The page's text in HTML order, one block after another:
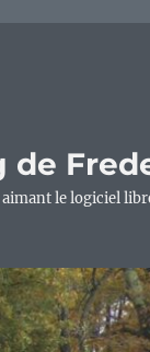
de
le logiciel